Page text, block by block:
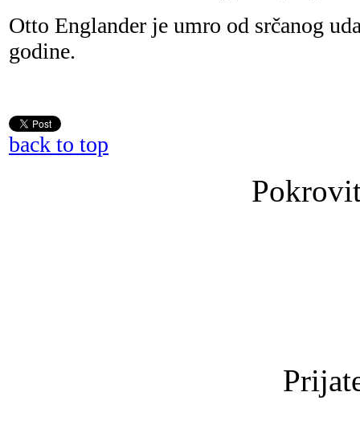
Otto Englander je umro od srčanog
godine.
back to top